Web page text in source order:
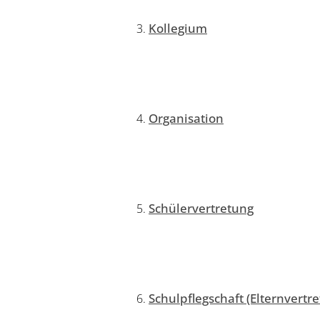
Kollegium
Organisation
Schülervertretung
Schulpflegschaft